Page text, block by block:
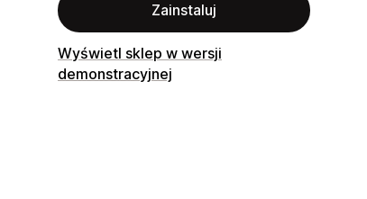
Zainstaluj
Wyświetl sklep w wersji
demonstracyjnej